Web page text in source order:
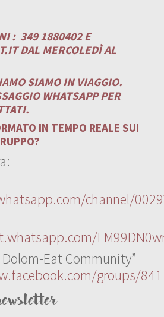
: 349 1880402 E
DAL MERCOLEDÌ AL
SIAMO IN VIAGGIO.
WHATSAPP PER
IN TEMPO REALE SUI
channel/
Eat Community”
groups/